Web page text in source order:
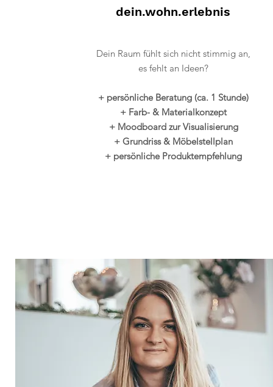
dein.wohn.erlebnis
Dein Raum fühlt sich nicht stimmig an,
es fehlt an Ideen?
+ persönliche Beratung (ca. 1 Stunde)
+ Farb- & Materialkonzept
+ Moodboard zur Visualisierung
+ Grundriss & Möbelstellplan
+ persönliche Produktempfehlung